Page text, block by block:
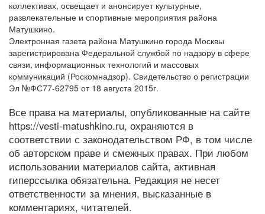
коллективах, освещает и анонсирует культурные,
развлекательные и спортивные мероприятия района
Матушкино.
Электронная газета района Матушкино города Москвы
зарегистрирована Федеральной службой по надзору в сфере
связи, информационных технологий и массовых
коммуникаций (Роскомнадзор). Свидетельство о регистрации
Эл №ФС77-62795 от 18 августа 2015г.
Все права на материалы, опубликованные на сайте
https://vesti-matushkino.ru, охраняются в
соответствии с законодательством РФ, в том числе
об авторском праве и смежных правах. При любом
использовании материалов сайта, активная
гиперссылка обязательна. Редакция не несет
ответственности за мнения, высказанные в
комментариях, читателей.